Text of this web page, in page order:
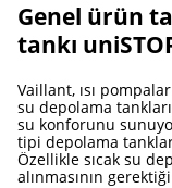
Genel ürün
tankı
Vaillant, ısı
su depolama
su konforunu
tipi depolama
Özellikle sıcak su
alınmasının